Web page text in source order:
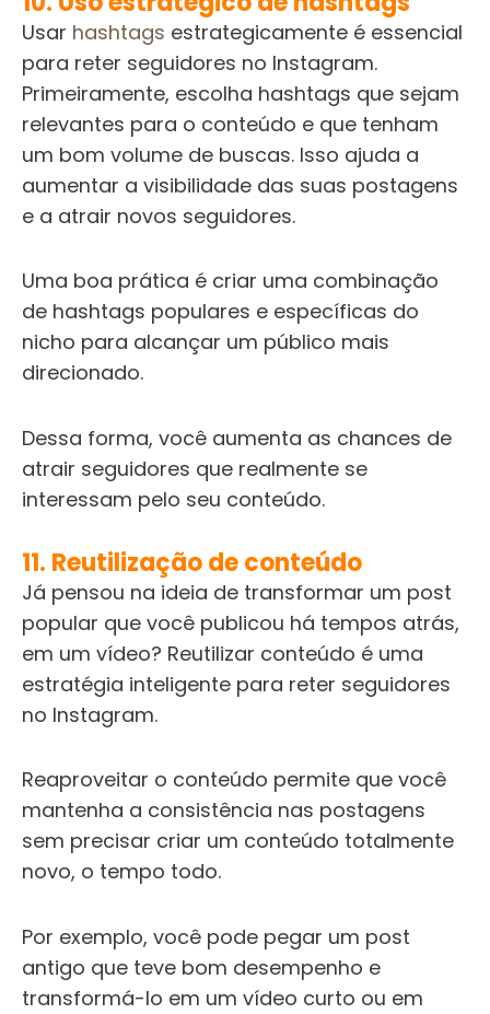
Usar hashtags estrategicamente é essencial
para reter seguidores no Instagram.
Primeiramente, escolha hashtags que sejam
relevantes para o conteúdo e que tenham
um bom volume de buscas. Isso ajuda a
aumentar a visibilidade das suas postagens
e a atrair novos seguidores.
Uma boa prática é criar uma combinação
de hashtags populares e específicas do
nicho para alcançar um público mais
direcionado.
Dessa forma, você aumenta as chances de
atrair seguidores que realmente se
interessam pelo seu conteúdo.
11. Reutilização de conteúdo
Já pensou na ideia de transformar um post
popular que você publicou há tempos atrás,
em um vídeo? Reutilizar conteúdo é uma
estratégia inteligente para reter seguidores
no Instagram.
Reaproveitar o conteúdo permite que você
mantenha a consistência nas postagens
sem precisar criar um conteúdo totalmente
novo, o tempo todo.
Por exemplo, você pode pegar um post
antigo que teve bom desempenho e
transformá-lo em um vídeo curto ou em